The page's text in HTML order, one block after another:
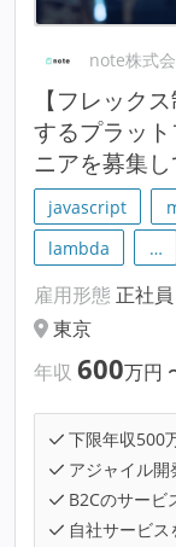
note株式
【フレック
するプラッ
ニアを募集し
javascript
lambda
…
雇用形態 正社員
東京
年収 600万円
下限年収500
アジャイル開
B2Cのサービ
自社サービス